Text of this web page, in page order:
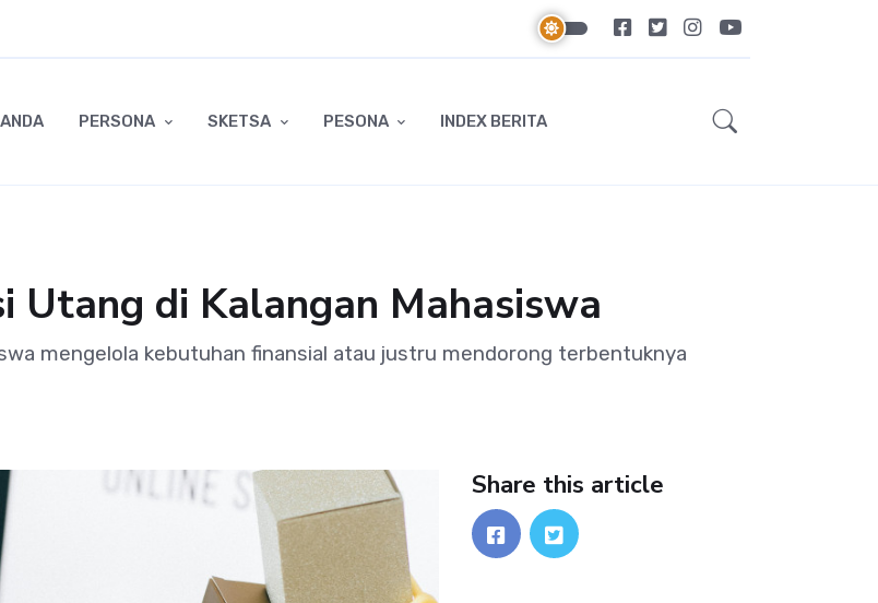
PERSONA SKETSA PESONA INDEX BERITA
Utang di Kalangan Mahasiswa
mengelola kebutuhan finansial atau justru mendorong terbentuknya
Share this article